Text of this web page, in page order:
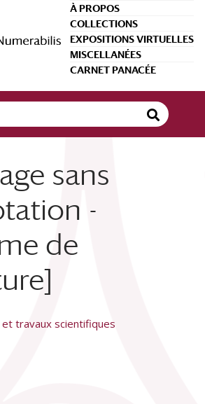
À PROPOS
COLLECTIONS
EXPOSITIONS VIRTUELLES
MISCELLANÉES
CARNET PANACÉE
sans
-
de
travaux scientifiques